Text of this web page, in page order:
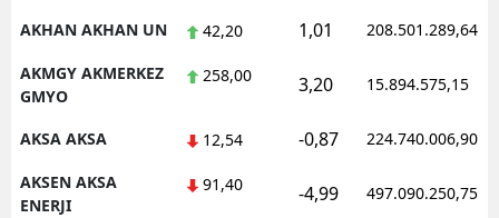
AKHAN AKHAN UN 42,20 1,01 208.501.289,64
AKMGY AKMERKEZ
GMYO
258,00 3,20 15.894.575,15
AKSA AKSA 12,54 -0,87 224.740.006,90
AKSEN AKSA
ENERJI
91,40 -4,99 497.090.250,75